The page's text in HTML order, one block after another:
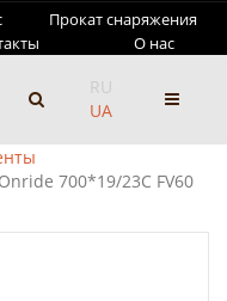
Прокат снаряжения
О нас
RU
UA
700*19/23C FV60